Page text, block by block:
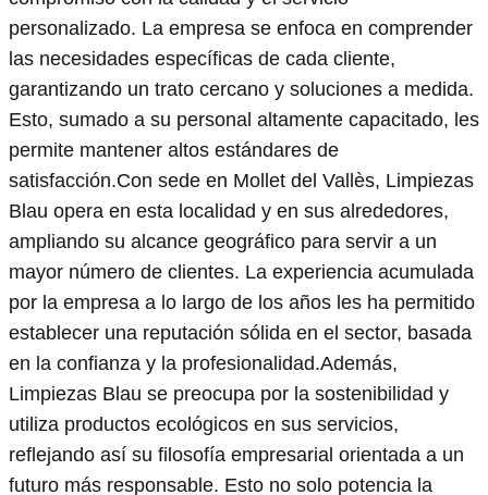
personalizado. La empresa se enfoca en comprender
las necesidades específicas de cada cliente,
garantizando un trato cercano y soluciones a medida.
Esto, sumado a su personal altamente capacitado, les
permite mantener altos estándares de
satisfacción.Con sede en Mollet del Vallès, Limpiezas
Blau opera en esta localidad y en sus alrededores,
ampliando su alcance geográfico para servir a un
mayor número de clientes. La experiencia acumulada
por la empresa a lo largo de los años les ha permitido
establecer una reputación sólida en el sector, basada
en la confianza y la profesionalidad.Además,
Limpiezas Blau se preocupa por la sostenibilidad y
utiliza productos ecológicos en sus servicios,
reflejando así su filosofía empresarial orientada a un
futuro más responsable. Esto no solo potencia la